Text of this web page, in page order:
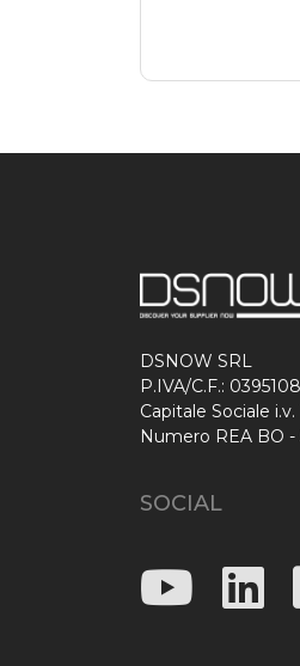
DSNOW SRL
P.IVA/C.F.:
Capitale Sociale
Numero REA BO -
SOCIAL